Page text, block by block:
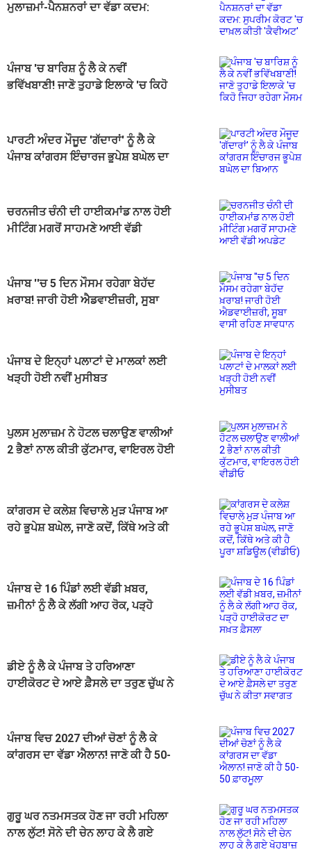
ਮੁਲਾਜ਼ਮਾਂ-ਪੈਨਸ਼ਨਰਾਂ ਦਾ ਵੱਡਾ ਕਦਮ:
ਪੰਜਾਬ 'ਚ ਬਾਰਿਸ਼ ਨੂੰ ਲੈ ਕੇ ਨਵੀਂ
ਭਵਿੱਖਬਾਣੀ! ਜਾਣੋ ਤੁਹਾਡੇ ਇਲਾਕੇ 'ਚ ਕਿਹੋ
ਪਾਰਟੀ ਅੰਦਰ ਮੌਜੂਦ 'ਗੱਦਾਰਾਂ' ਨੂੰ ਲੈ ਕੇ
ਪੰਜਾਬ ਕਾਂਗਰਸ ਇੰਚਾਰਜ ਭੂਪੇਸ਼ ਬਘੇਲ ਦਾ
ਚਰਨਜੀਤ ਚੰਨੀ ਦੀ ਹਾਈਕਮਾਂਡ ਨਾਲ ਹੋਈ
ਮੀਟਿੰਗ ਮਗਰੋਂ ਸਾਹਮਣੇ ਆਈ ਵੱਡੀ
ਪੰਜਾਬ ''ਚ 5 ਦਿਨ ਮੌਸਮ ਰਹੇਗਾ ਬੇਹੱਦ
ਖ਼ਰਾਬ! ਜਾਰੀ ਹੋਈ ਐਡਵਾਈਜ਼ਰੀ, ਸੂਬਾ
ਪੰਜਾਬ ਦੇ ਇਨ੍ਹਾਂ ਪਲਾਟਾਂ ਦੇ ਮਾਲਕਾਂ ਲਈ
ਖੜ੍ਹੀ ਹੋਈ ਨਵੀਂ ਮੁਸੀਬਤ
ਪੁਲਸ ਮੁਲਾਜ਼ਮ ਨੇ ਹੋਟਲ ਚਲਾਉਣ ਵਾਲੀਆਂ
2 ਭੈਣਾਂ ਨਾਲ ਕੀਤੀ ਕੁੱਟਮਾਰ, ਵਾਇਰਲ ਹੋਈ
ਕਾਂਗਰਸ ਦੇ ਕਲੇਸ਼ ਵਿਚਾਲੇ ਮੁੜ ਪੰਜਾਬ ਆ
ਰਹੇ ਭੂਪੇਸ਼ ਬਘੇਲ, ਜਾਣੋ ਕਦੋਂ, ਕਿੱਥੇ ਅਤੇ ਕੀ
ਪੰਜਾਬ ਦੇ 16 ਪਿੰਡਾਂ ਲਈ ਵੱਡੀ ਖ਼ਬਰ,
ਜ਼ਮੀਨਾਂ ਨੂੰ ਲੈ ਕੇ ਲੱਗੀ ਆਹ ਰੋਕ, ਪੜ੍ਹੋ
ਡੀਏ ਨੂੰ ਲੈ ਕੇ ਪੰਜਾਬ ਤੇ ਹਰਿਆਣਾ
ਹਾਈਕੋਰਟ ਦੇ ਆਏ ਫ਼ੈਸਲੇ ਦਾ ਤਰੁਣ ਚੁੱਘ ਨੇ
ਪੰਜਾਬ ਵਿਚ 2027 ਦੀਆਂ ਚੋਣਾਂ ਨੂੰ ਲੈ ਕੇ
ਕਾਂਗਰਸ ਦਾ ਵੱਡਾ ਐਲਾਨ! ਜਾਣੋ ਕੀ ਹੈ 50-
ਗੁਰੂ ਘਰ ਨਤਮਸਤਕ ਹੋਣ ਜਾ ਰਹੀ ਮਹਿਲਾ
ਨਾਲ ਲੁੱਟ! ਸੋਨੇ ਦੀ ਚੇਨ ਲਾਹ ਕੇ ਲੈ ਗਏ